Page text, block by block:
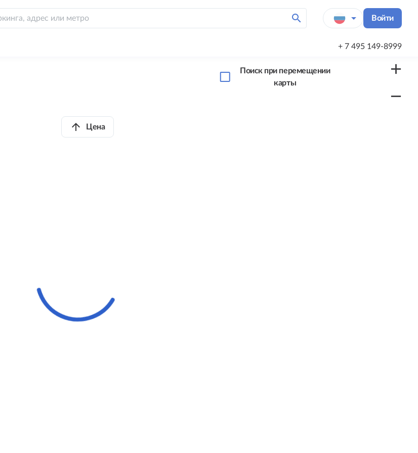
search arrow_drop_down Войти
+ 7 495 149-8999
arrow_upward Цена
add
remove
Поиск при перемещении
карты